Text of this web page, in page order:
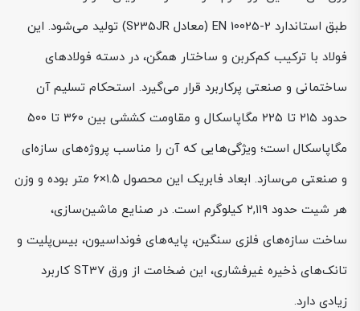
طبق استاندارد EN 10025-2 (معادل S235JR) تولید می‌شود. این
فولاد با ترکیب کم‌کربن و ساختار همگن، در دسته فولادهای
ساختمانی و صنعتی پرکاربرد قرار می‌گیرد. استحکام تسلیم آن
حدود ۲۱۵ تا ۲۲۵ مگاپاسکال و مقاومت کششی بین ۳۶۰ تا ۵۰۰
مگاپاسکال است؛ ویژگی‌هایی که آن را مناسب پروژه‌های سازه‌ای
و صنعتی می‌سازد. ابعاد فابریک این محصول ۱.۵×۶ متر بوده و وزن
هر شیت حدود ۲,۱۱۹ کیلوگرم است. در صنایع ماشین‌سازی،
ساخت سازه‌های فلزی سنگین، پایه‌های فونداسیون، بیس‌پلیت و
تانک‌های ذخیره غیرفشاری، این ضخامت از ورق ST37 کاربرد
زیادی دارد.